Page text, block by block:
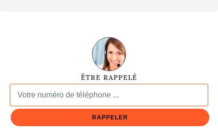
ÊTRE RAPPELÉ